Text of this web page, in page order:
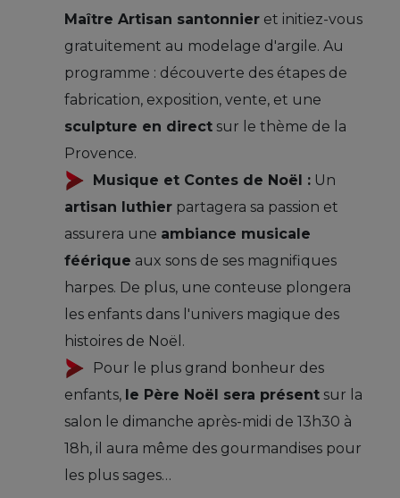
Maître Artisan santonnier et initiez-vous
gratuitement au modelage d'argile. Au
programme : découverte des étapes de
fabrication, exposition, vente, et une
sculpture en direct sur le thème de la
Provence.
Musique et Contes de Noël : Un
artisan luthier partagera sa passion et
assurera une ambiance musicale
féérique aux sons de ses magnifiques
harpes. De plus, une conteuse plongera
les enfants dans l'univers magique des
histoires de Noël.
Pour le plus grand bonheur des
enfants, le Père Noël sera présent sur la
salon le dimanche après-midi de 13h30 à
18h, il aura même des gourmandises pour
les plus sages…